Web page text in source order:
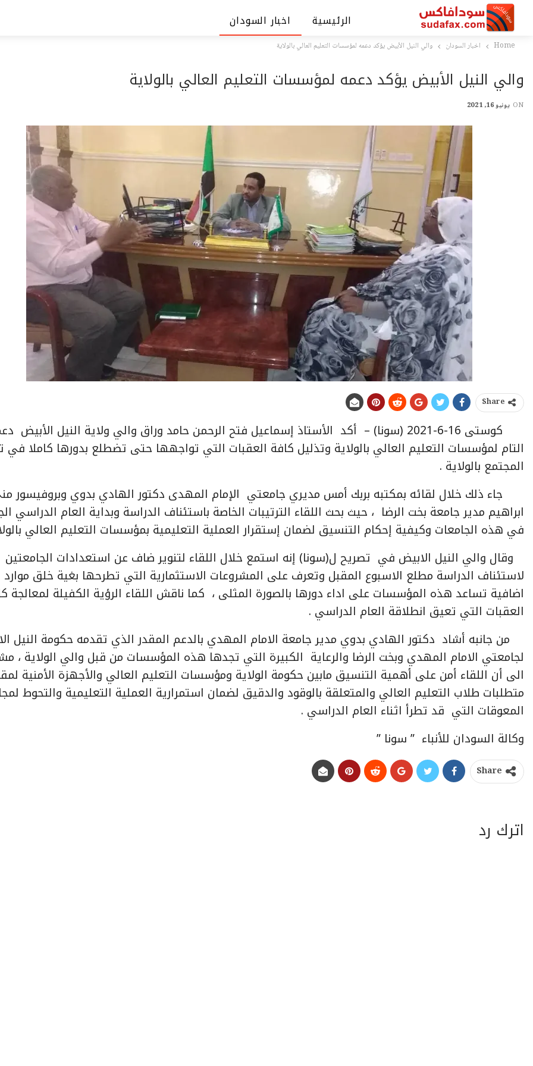
الرئيسية اخبار السودان
Home اخبار السودان والي النيل الأبيض يؤكد دعمه لمؤسسات التعليم العالي بالولاية
والي النيل الأبيض يؤكد دعمه لمؤسسات التعليم العالي بالولاية
ON يونيو 16, 2021
Share
كوستى 16-6-2021 (سونا) – أكد الأستاذ إسماعيل فتح الرحمن حامد وراق والي ولاية النيل الأبيض
التام لمؤسسات التعليم العالي بالولاية وتذليل كافة العقبات التي تواجهها حتى تضطلع بدورها كاملا في
المجتمع بالولاية .
جاء ذلك خلال لقائه بمكتبه بربك أمس مديري جامعتي الإمام المهدى دكتور الهادي بدوي وبروفيسور
ابراهيم مدير جامعة بخت الرضا ، حيث بحث اللقاء الترتيبات الخاصة باستئناف الدراسة وبداية العام الدراسي
في هذه الجامعات وكيفية إحكام التنسيق لضمان إستقرار العملية التعليمية بمؤسسات التعليم العالي
وقال والي النيل الابيض في تصريح ل(سونا) إنه استمع خلال اللقاء لتنوير ضاف عن استعدادات الجامعتين
لاستئناف الدراسة مطلع الاسبوع المقبل وتعرف على المشروعات الاستثمارية التي تطرحها بغية خلق موارد
اضافية تساعد هذه المؤسسات على اداء دورها بالصورة المثلى ، كما ناقش اللقاء الرؤية الكفيلة لمعالجة
العقبات التي تعيق انطلاقة العام الدراسي .
من جانبه أشاد دكتور الهادي بدوي مدير جامعة الامام المهدي بالدعم المقدر الذي تقدمه حكومة النيل
لجامعتي الامام المهدي وبخت الرضا والرعاية الكبيرة التي تجدها هذه المؤسسات من قبل والي الولاية ،
الى أن اللقاء أمن على أهمية التنسيق مابين حكومة الولاية ومؤسسات التعليم العالي والأجهزة الأمنية
متطلبات طلاب التعليم العالي والمتعلقة بالوقود والدقيق لضمان استمرارية العملية التعليمية والتحوط
المعوقات التي قد تطرأ اثناء العام الدراسي .
وكالة السودان للأنباء ” سونا ”
Share
اترك رد